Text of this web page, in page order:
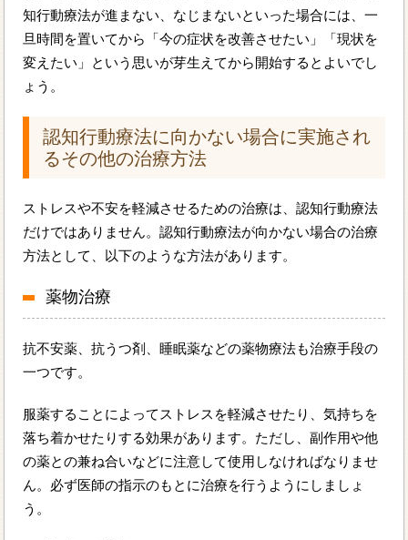
知行動療法が進まない、なじまないといった場合には、一
旦時間を置いてから「今の症状を改善させたい」「現状を
変えたい」という思いが芽生えてから開始するとよいでし
ょう。
認知行動療法に向かない場合に実施され
るその他の治療方法
ストレスや不安を軽減させるための治療は、認知行動療法
だけではありません。認知行動療法が向かない場合の治療
方法として、以下のような方法があります。
薬物治療
抗不安薬、抗うつ剤、睡眠薬などの薬物療法も治療手段の
一つです。
服薬することによってストレスを軽減させたり、気持ちを
落ち着かせたりする効果があります。ただし、副作用や他
の薬との兼ね合いなどに注意して使用しなければなりませ
ん。必ず医師の指示のもとに治療を行うようにしましょ
う。